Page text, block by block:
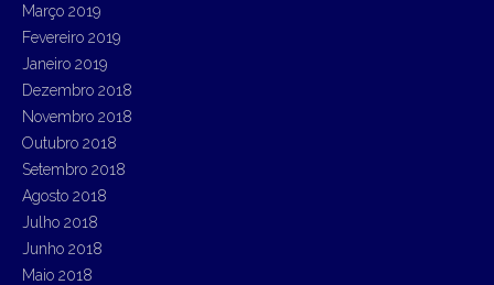
Março 2019
Fevereiro 2019
Janeiro 2019
Dezembro 2018
Novembro 2018
Outubro 2018
Setembro 2018
Agosto 2018
Julho 2018
Junho 2018
Maio 2018